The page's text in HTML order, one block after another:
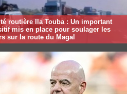
routière Ila Touba : Un important
mis en place pour soulager les
sur la route du Magal